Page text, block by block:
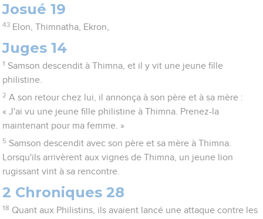
Josué 19
43 Elon, Thimnatha, Ekron,
Juges 14
1 Samson descendit à Thimna, et il y vit une jeune fille
philistine.
2 A son retour chez lui, il annonça à son père et à sa mère :
« J'ai vu une jeune fille philistine à Thimna. Prenez-la
maintenant pour ma femme. »
5 Samson descendit avec son père et sa mère à Thimna.
Lorsqu'ils arrivèrent aux vignes de Thimna, un jeune lion
rugissant vint à sa rencontre.
2 Chroniques 28
18 Quant aux Philistins, ils avaient lancé une attaque contre les